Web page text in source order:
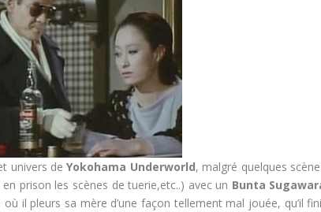
univers deYokohama Underworld, malgré quelques
prison les scènes de tuerie,etc..) avec un Bunta
il pleurs sa mère d’une façon tellement mal jouée, qu’il